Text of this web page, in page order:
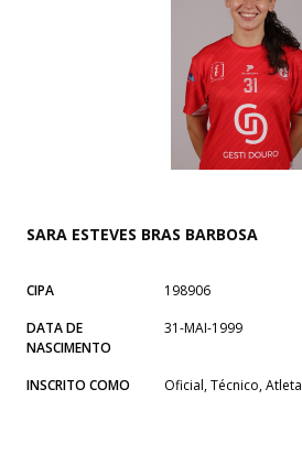
SARA ESTEVES BRAS BARBOSA
CIPA
198906
DATA DE
NASCIMENTO
31-MAI-1999
INSCRITO COMO Oficial, Técnico, Atleta